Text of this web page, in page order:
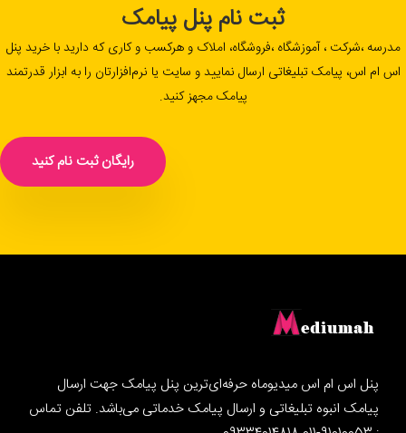
ثبت نام پنل پیامک
مدرسه ،شرکت ، آموزشگاه ،فروشگاه، املاک و هرکسب و کاری که دارید با خرید پنل
اس ام اس، پیامک تبلیغاتی ارسال نمایید و سایت یا نرم‌افزارتان را به ابزار قدرتمند
پیامک مجهز کنید.
رایگان ثبت نام کنید
پنل اس ام اس میدیوماه حرفه‌ای‌ترین پنل پیامک جهت ارسال
پیامک انبوه تبلیغاتی و ارسال پیامک خدماتی می‌باشد. تلفن تماس